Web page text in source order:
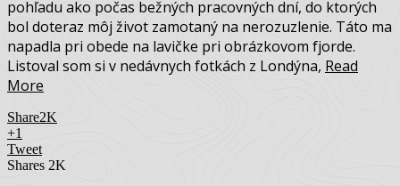
pohľadu ako počas bežných pracovných dní, do ktorých
bol doteraz môj život zamotaný na nerozuzlenie. Táto ma
napadla pri obede na lavičke pri obrázkovom fjorde.
Listoval som si v nedávnych fotkách z Londýna, Read
More
Share2K
+1
Tweet
Shares 2K